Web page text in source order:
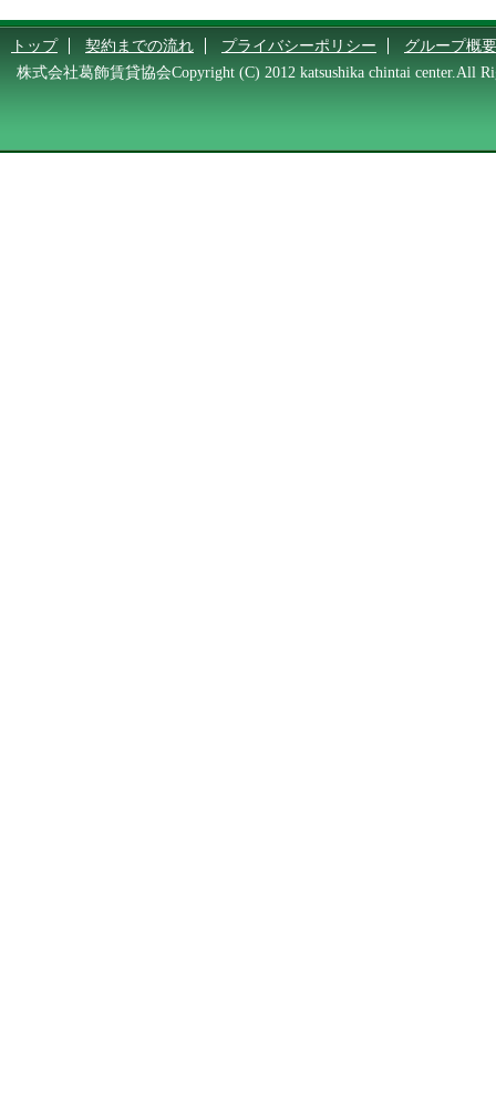
トップ 契約までの流れ プライバシーポリシー
グループ概要
株式会社葛飾賃貸協会Copyright (C) 2012 katsushika chintai center.All